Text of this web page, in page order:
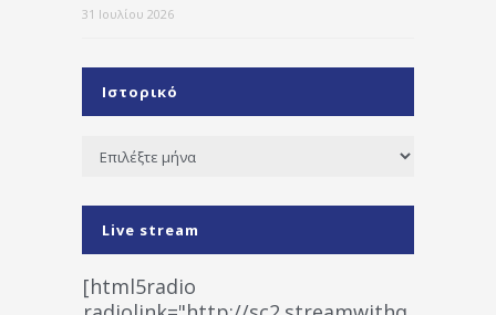
31 Ιουλίου 2026
Ιστορικό
Ιστορικό
Live stream
[html5radio